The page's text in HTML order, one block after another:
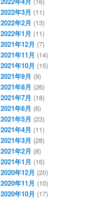
2022年3月 (11)
2022年2月 (13)
2022年1月 (11)
2021年12月 (7)
2021年11月 (14)
2021年10月 (15)
2021年9月 (9)
2021年8月 (26)
2021年7月 (18)
2021年6月 (6)
2021年5月 (23)
2021年4月 (11)
2021年3月 (28)
2021年2月 (8)
2021年1月 (16)
2020年12月 (20)
2020年11月 (10)
2020年10月 (17)